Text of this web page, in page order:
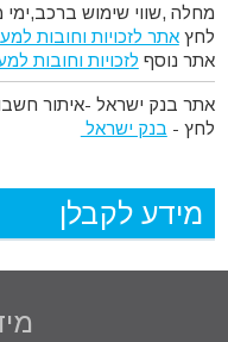
מחלה ,שווי שימוש ברכב,ימי
לחץאתר לזכויות וחובות
אתר נוסף לזכויות וחובות
אתר בנק ישראל -איתור
לחץ - בנק ישראל
מידע לקבלן